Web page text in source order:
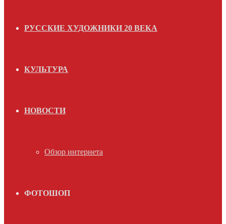
РУССКИЕ ХУДОЖНИКИ 20 ВЕКА
КУЛЬТУРА
НОВОСТИ
Обзор интернета
ФОТОШОП